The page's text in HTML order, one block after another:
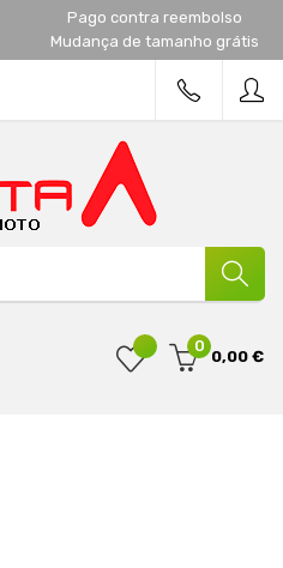
Pago contra reembolso
Mudança de tamanho grátis
0
0,00 €